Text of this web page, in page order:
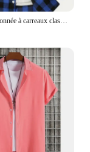
Chemise boutonnée à carreaux classique pour hommes, chemise à glouton décontractée intelligente, manches longues, poitrine transportée, conception à deux poches, printemps, automne